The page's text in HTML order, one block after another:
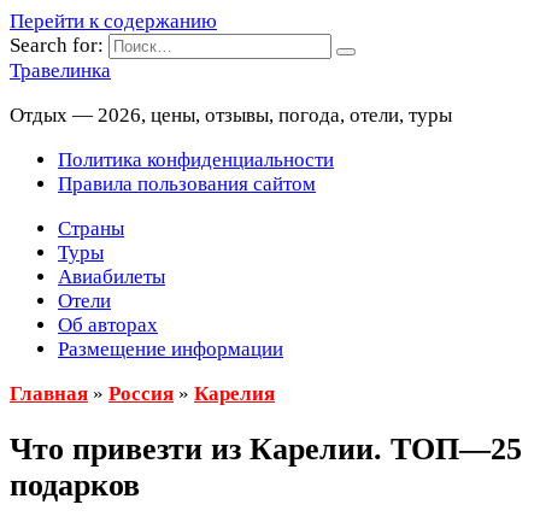
Перейти к содержанию
Search for:
Травелинка
Отдых — 2026, цены, отзывы, погода, отели, туры
Политика конфиденциальности
Правила пользования сайтом
Страны
Туры
Авиабилеты
Отели
Об авторах
Размещение информации
Главная » Россия » Карелия
Что привезти из Карелии. ТОП—25
подарков